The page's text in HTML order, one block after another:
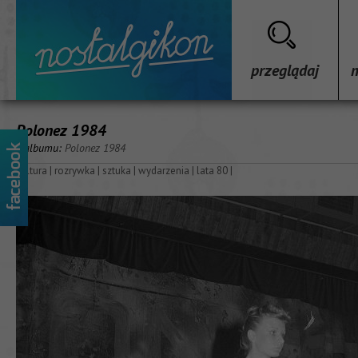
przeglądaj
Polonez 1984
z albumu: Polonez 1984
kultura | rozrywka | sztuka | wydarzenia | lata 80 |